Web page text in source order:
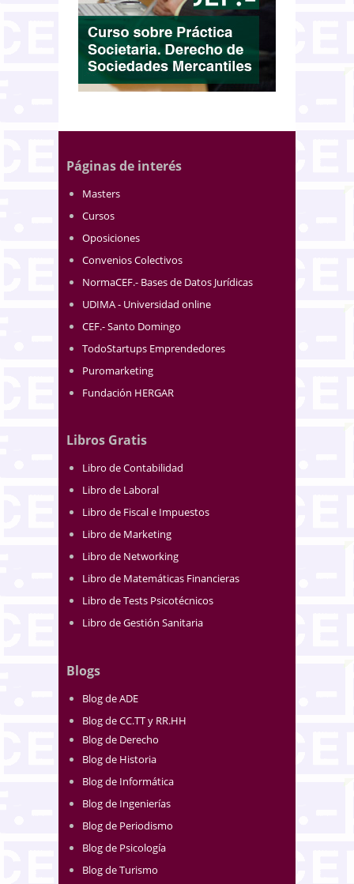
Páginas de interés
Masters
Cursos
Oposiciones
Convenios Colectivos
NormaCEF.- Bases de Datos Jurídicas
UDIMA - Universidad online
CEF.- Santo Domingo
TodoStartups Emprendedores
Puromarketing
Fundación HERGAR
Libros Gratis
Libro de Contabilidad
Libro de Laboral
Libro de Fiscal e Impuestos
Libro de Marketing
Libro de Networking
Libro de Matemáticas Financieras
Libro de Tests Psicotécnicos
Libro de Gestión Sanitaria
Blogs
Blog de ADE
Blog de CC.TT y RR.HH
Blog de Derecho
Blog de Historia
Blog de Informática
Blog de Ingenierías
Blog de Periodismo
Blog de Psicología
Blog de Turismo